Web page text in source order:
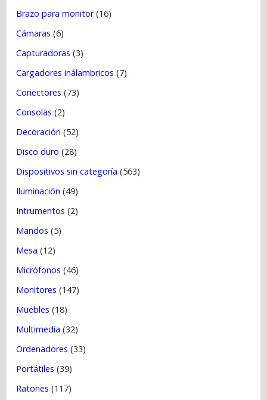
Brazo para monitor(16)
Cámaras (6)
Capturadoras (3)
Cargadores inálambricos (7)
Conectores (73)
Consolas (2)
Decoración (52)
Disco duro (28)
Dispositivos sin categoría (563)
Iluminación (49)
Intrumentos (2)
Mandos (5)
Mesa (12)
Micrófonos (46)
Monitores (147)
Muebles (18)
Multimedia (32)
Ordenadores (33)
Portátiles (39)
Ratones (117)